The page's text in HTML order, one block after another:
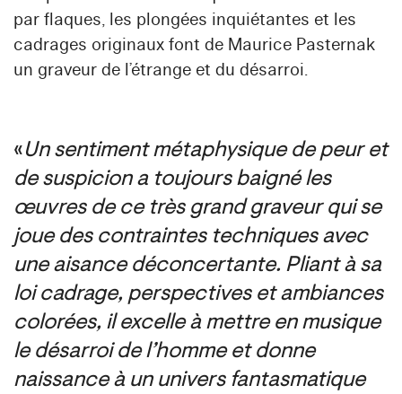
par flaques, les plongées inquiétantes et les
cadrages originaux font de Maurice Pasternak
un graveur de l’étrange et du désarroi.
«Un sentiment métaphysique de peur et
de suspicion a toujours baigné les
œuvres de ce très grand graveur qui se
joue des contraintes techniques avec
une aisance déconcertante. Pliant à sa
loi cadrage, perspectives et ambiances
colorées, il excelle à mettre en musique
le désarroi de l’homme et donne
naissance à un univers fantasmatique